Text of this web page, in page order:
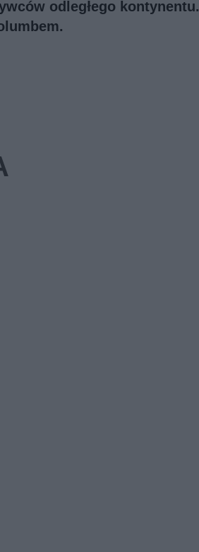
odległego kontynentu.